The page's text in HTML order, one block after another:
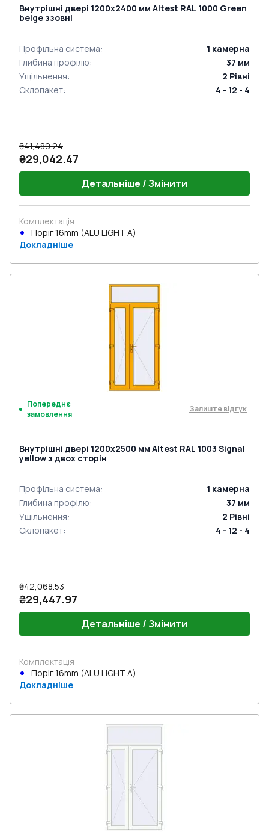
Внутрішні двері 1200x2400 мм Altest RAL 1000 Green
beige ззовні
Профільна система: 1 камерна
Глибина профілю: 37 мм
Ущільнення: 2 Рівні
Склопакет: 4 - 12 - 4
₴41,489.24
₴29,042.47
Детальніше / Змінити
Комплектація
Поріг 16mm (ALU LIGHT A)
Докладніше
Попереднє
замовлення
Залиште відгук
Внутрішні двері 1200x2500 мм Altest RAL 1003 Signal
yellow з двох сторін
Профільна система: 1 камерна
Глибина профілю: 37 мм
Ущільнення: 2 Рівні
Склопакет: 4 - 12 - 4
₴42,068.53
₴29,447.97
Детальніше / Змінити
Комплектація
Поріг 16mm (ALU LIGHT A)
Докладніше